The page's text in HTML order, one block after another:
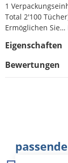
1
Total 2'100
Ermöglichen Sie…
Eigenschaften
Bewertungen